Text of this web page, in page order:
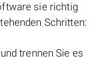
sie richtig
Schritten:
trennen Sie es